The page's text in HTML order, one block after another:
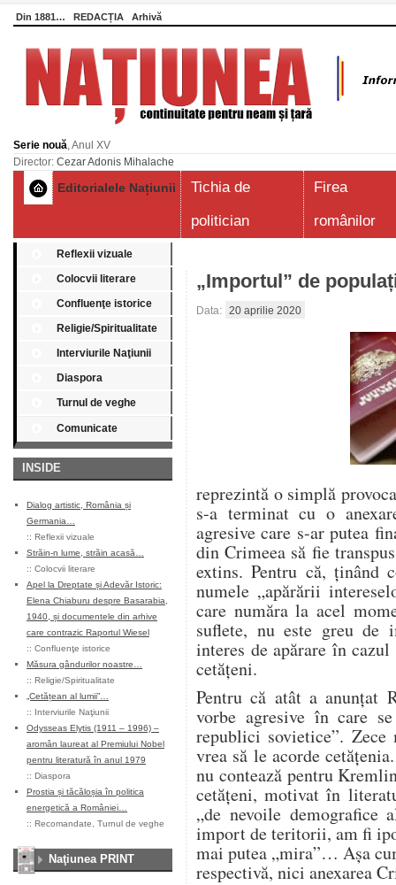
Din 1881… REDACȚIA Arhivă
Serie nouă, Anul XV
Director: Cezar Adonis Mihalache
Editorialele Națiunii
Tichia de
politician
Firea
românilor
Reflexii vizuale
Colocvii literare
Confluenţe istorice
Religie/Spiritualitate
Interviurile Naţiunii
Diaspora
Turnul de veghe
Comunicate
INSIDE
Dialog artistic, România și
Germania…
:: Reflexii vizuale
Străin-n lume, străin acasă…
:: Colocvii literare
Apel la Dreptate și Adevăr Istoric:
Elena Chiaburu despre Basarabia,
1940, și documentele din arhive
care contrazic Raportul Wiesel
:: Confluenţe istorice
Măsura gândurilor noastre…
:: Religie/Spiritualitate
„Cetățean al lumii”…
:: Interviurile Naţiunii
Odysseas Elytis (1911 – 1996) –
aromân laureat al Premiului Nobel
pentru literatură în anul 1979
:: Diaspora
Prostia și tăcăloșia în politica
energetică a României…
:: Recomandate Turnul de veghe
Naţiunea PRINT
„Importul” de
Data: 20 aprilie 2020
reprezintă o simplă
s-a terminat cu o
agresive care s-ar putea
din Crimeea să fie
extins. Pentru că, ținând
numele „apărării
care număra la acel
suflete, nu este greu de
interes de apărare în
cetățeni.
Pentru că atât a anunțat
vorbe agresive în care
republici sovietice”. Zece
vrea să le acorde
nu contează pentru
cetățeni, motivat în
„de nevoile
import de teritorii, am fi
mai putea „mira”… Așa
respectivă, nici anexarea